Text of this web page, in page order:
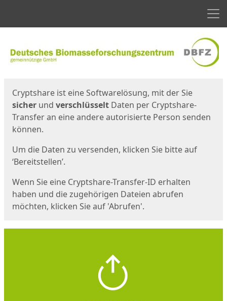
Cryptshare ist eine Softwarelösung, mit der Sie
sicher und verschlüsselt Daten per Cryptshare-
Transfer an eine andere autorisierte Person senden
können.
Um die Daten zu versenden, klicken Sie bitte auf
‘Bereitstellen’.
Wenn Sie eine Cryptshare-Transfer-ID erhalten
haben und die zugehörigen Dateien abrufen
möchten, klicken Sie auf 'Abrufen'.